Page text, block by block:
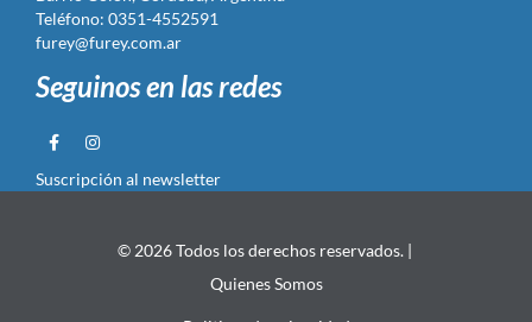
Teléfono: 0351-4552591
furey@furey.com.ar
Seguinos en las redes
Suscripción al newsletter
© 2026 Todos los derechos reservados. |
Quienes Somos